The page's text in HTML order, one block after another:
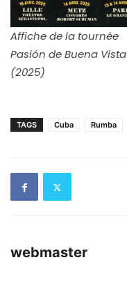
Affiche de la tournée
Pasión de Buena Vista
(2025)
TAGS Cuba Rumba
webmaster